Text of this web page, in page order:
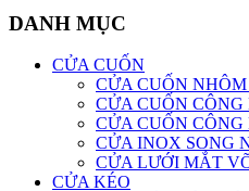
DANH MỤC
CỬA CUỐN
CỬA CUỐN
CỬA CUỐN CÔNG
CỬA CUỐN
CỬA INOX SONG
CỬA LƯỚI MẮT
CỬA KÉO